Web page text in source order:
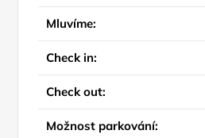
Mluvíme:
Check in:
Check out:
Možnost parkování: